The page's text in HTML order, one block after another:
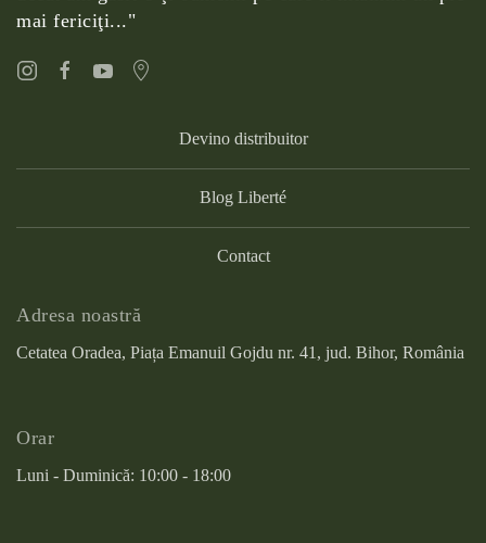
mai fericiţi..."
Devino distribuitor
Blog Liberté
Contact
Adresa noastră
Cetatea Oradea, Piața Emanuil Gojdu nr. 41, jud. Bihor, România
Orar
Luni - Duminică: 10:00 - 18:00